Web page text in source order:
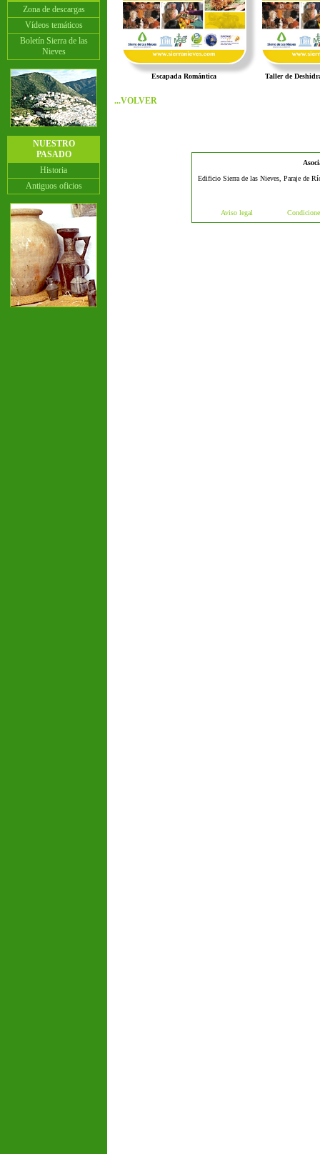
Zona de descargas
Vídeos temáticos
Boletín Sierra de las
Nieves
NUESTRO
PASADO
Historia
Antiguos oficios
Escapada Romántica Taller de
...VOLVER
Edificio Sierra de las Nieves, Paraje de
Aviso legal